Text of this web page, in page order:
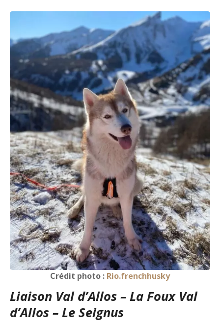
Crédit photo : Rio.frenchhusky
Liaison Val d’Allos – La Foux Val
d’Allos – Le Seignus